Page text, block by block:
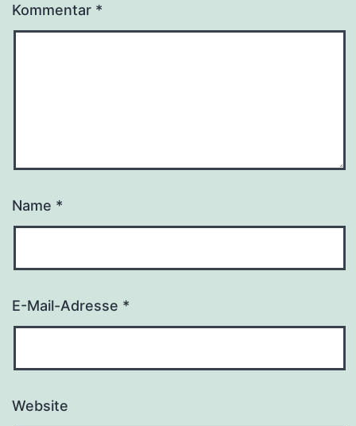
Kommentar *
Name *
E-Mail-Adresse *
Website